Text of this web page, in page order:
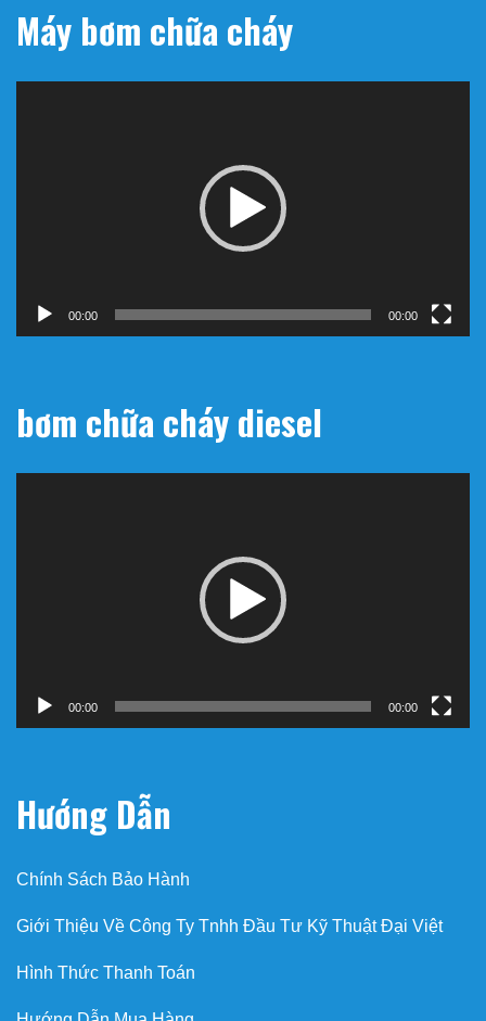
Máy bơm chữa cháy
00:00 00:00
bơm chữa cháy diesel
00:00 00:00
Hướng Dẫn
Chính Sách Bảo Hành
Giới Thiệu Về Công Ty Tnhh Đầu Tư Kỹ Thuật Đại Việt
Hình Thức Thanh Toán